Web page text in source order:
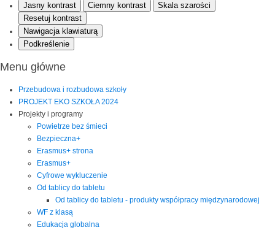
Jasny kontrast
Ciemny kontrast
Skala szarości
Resetuj kontrast
Nawigacja klawiaturą
Podkreślenie
Menu główne
Przebudowa i rozbudowa szkoły
PROJEKT EKO SZKOŁA 2024
Projekty i programy
Powietrze bez śmieci
Bezpieczna+
Erasmus+ strona
Erasmus+
Cyfrowe wykluczenie
Od tablicy do tabletu
Od tablicy do tabletu - produkty współpracy międzynarodowej
WF z klasą
Edukacja globalna